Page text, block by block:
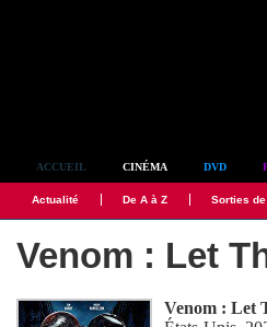
ACCUEIL CINÉMA DVD
Actualité De A à Z Sorties
Venom : Let
Venom : Let